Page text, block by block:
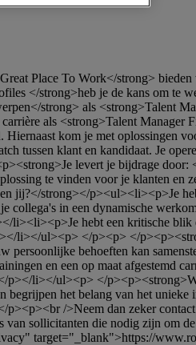
</strong>heb je de kans om te
strong> als <strong>Talent
als <strong>Talent Manager
Hiernaast kom je met oplossingen
tussen klant en kandidaat. Je
levert je bijdrage
te vinden voor je klanten en
jij?</strong></p><ul><li><p>Je
collega's in een dynamische
li><li><p>Je hebt een kritische
li></ul><p> </p><p> </
persoonlijke behoeften kan
en een op maat afgestemd
li></ul><p> </
het belang van het unieke
/>Neem dan zeker
sollicitanten die nodig zijn om
target="_blank">https://